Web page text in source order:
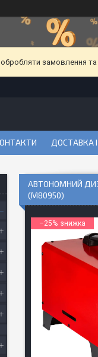
замовлення та
ДОСТАВКА
АВТОНОМНИЙ
(M80950)
–25%